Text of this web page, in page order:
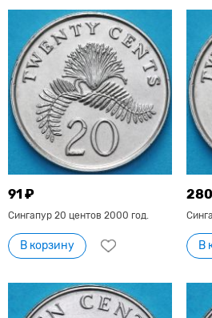
91 ₽
Сингапур 20 центов 2000 год.
В корзину В